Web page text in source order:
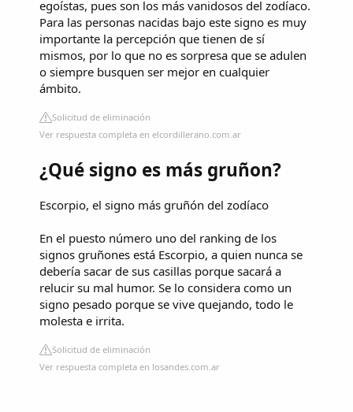
egoístas, pues son los más vanidosos del zodíaco.
Para las personas nacidas bajo este signo es muy
importante la percepción que tienen de sí
mismos, por lo que no es sorpresa que se adulen
o siempre busquen ser mejor en cualquier
ámbito.
Solicitud de eliminación
Ver respuesta completa en elcordillerano.com.ar
¿Qué signo es más gruñon?
Escorpio, el signo más gruñón del zodíaco
En el puesto número uno del ranking de los
signos gruñones está Escorpio, a quien nunca se
debería sacar de sus casillas porque sacará a
relucir su mal humor. Se lo considera como un
signo pesado porque se vive quejando, todo le
molesta e irrita.
Solicitud de eliminación
Ver respuesta completa en losandes.com.ar